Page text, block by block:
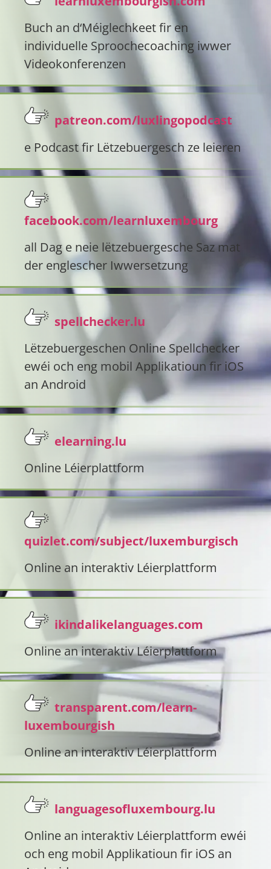
Buch an d‘Méiglechkeet fir en
individuelle Sproochecoaching iwwer
Videokonferenzen
patreon.com/luxlingopodcast
e Podcast fir Lëtzebuergesch ze leieren
facebook.com/learnluxembourg
all Dag e neie lëtzebuergesche Saz mat
der englescher Iwwersetzung
spellchecker.lu
Lëtzebuergeschen Online Spellchecker
ewéi och eng mobil Applikatioun fir iOS
an Android
elearning.lu
Online Léierplattform
quizlet.com/subject/luxemburgisch
Online an interaktiv Léierplattform
ikindalikelanguages.com
Online an interaktiv Léierplattform
transparent.com/learn-
luxembourgish
Online an interaktiv Léierplattform
languagesofluxembourg.lu
Online an interaktiv Léierplattform ewéi
och eng mobil Applikatioun fir iOS an